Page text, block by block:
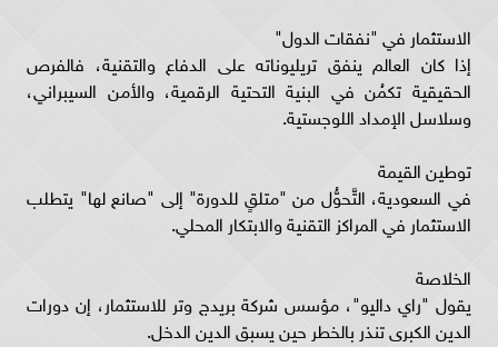
الاستثمار في "نفقات الدول"
إذا كان العالم ينفق تريليوناته على الدفاع والتقنية، فالفرص
الحقيقية تكمُن في البنية التحتية الرقمية، والأمن السيبراني،
وسلاسل الإمداد اللوجستية.
توطين القيمة
في السعودية، التَّحوُّل من "متلقٍ للدورة" إلى "صانع لها" يتطلب
الاستثمار في المراكز التقنية والابتكار المحلي.
الخلاصة
يقول "راي داليو"، مؤسس شركة بريدج وتر للاستثمار، إن دورات
الدين الكبرى تنذر بالخطر حين يسبق الدين الدخل.